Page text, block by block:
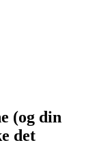
(og din
det